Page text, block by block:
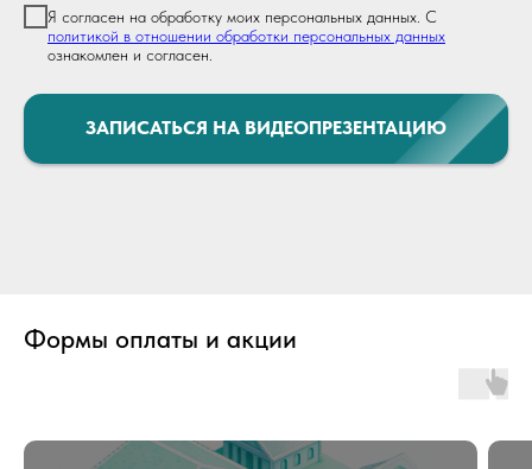
Я согласен на обработку моих персональных данных. С
политикой в отношении обработки персональных данных
ознакомлен и согласен.
ЗАПИСАТЬСЯ НА ВИДЕОПРЕЗЕНТАЦИЮ
Формы оплаты и акции